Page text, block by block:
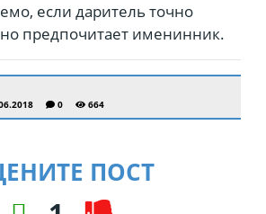
если даритель точно
предпочитает именинник.
0 664
ПОСТ